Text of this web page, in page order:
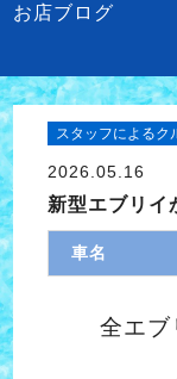
お店ブログ
スタッフによるク
2026.05.16
新型エブリイ
車名
全エブ